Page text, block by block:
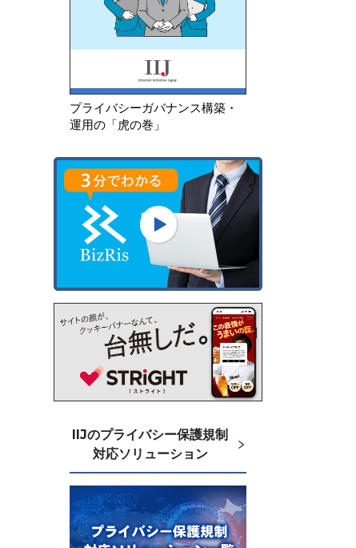
プライバシーガバナンス構築・
運用の「虎の巻」
IIJのプライバシー保護規制
対応ソリューション